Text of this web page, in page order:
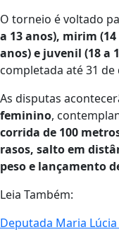
O torneio é voltado
a 13 anos), mirim
anos) e juvenil (18 a
completada até 31
As disputas
feminino,
corrida de 100
rasos, salto em
peso e lançamento
Leia Também:
Deputada Maria